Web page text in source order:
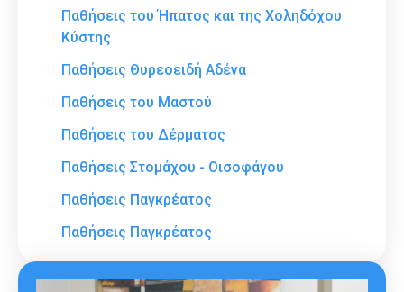
Παθήσεις του Ήπατος και της Χοληδόχου
Κύστης
Παθήσεις Θυρεοειδή Αδένα
Παθήσεις του Μαστού
Παθήσεις του Δέρματος
Παθήσεις Στομάχου - Οισοφάγου
Παθήσεις Παγκρέατος
Παθήσεις Παγκρέατος